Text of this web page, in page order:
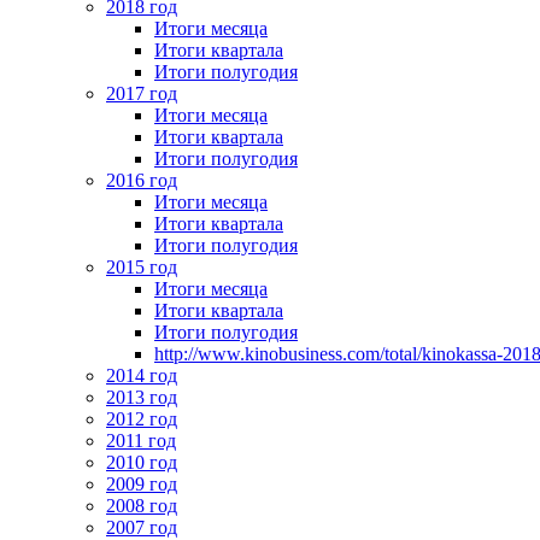
2018 год
Итоги месяца
Итоги квартала
Итоги полугодия
2017 год
Итоги месяца
Итоги квартала
Итоги полугодия
2016 год
Итоги месяца
Итоги квартала
Итоги полугодия
2015 год
Итоги месяца
Итоги квартала
Итоги полугодия
http://www.kinobusiness.com/total/kinokassa-
2014 год
2013 год
2012 год
2011 год
2010 год
2009 год
2008 год
2007 год